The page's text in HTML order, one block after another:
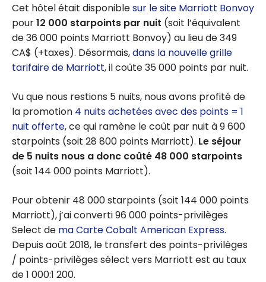
Cet hôtel était disponiblesur le site Marriott Bonvoy
pour12 000 starpoints par nuit (soit l’équivalent
de 36 000 points Marriott Bonvoy) au lieu de 349
CA$ (+taxes). Désormais,dans la nouvelle grille
tarifaire de Marriott, il coûte 35 000 points par nuit.
Vu que nous restions 5 nuits, nous avons profité de
la promotion 4 nuits achetées avec des points = 1
nuit offerte, ce qui ramène le coût par nuit à 9 600
starpoints (soit 28 800 points Marriott). Le séjour
de 5 nuits nous a donc coûté 48 000 starpoints
(soit 144 000 points Marriott).
Pour obtenir 48 000 starpoints (soit 144 000 points
Marriott), j’ai converti 96 000 points-privilèges
Select de ma Carte Cobalt American Express.
Depuis août 2018, le transfert des points-privilèges
/ points-privilèges sélect vers Marriott est au taux
de 1 000:1 200.